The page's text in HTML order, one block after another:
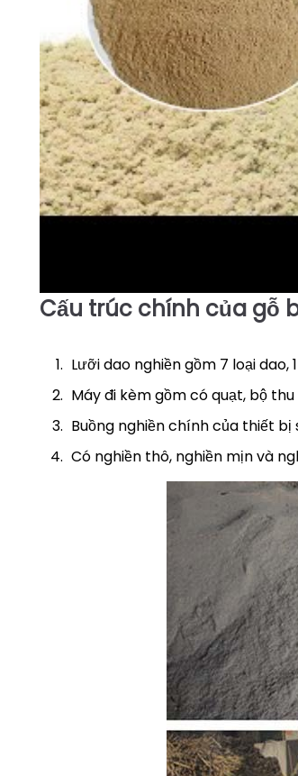
►
Cấu trúc chính của gỗ
Lưỡi dao nghiền gồm 7 loại dao,
Máy đi kèm gồm có quạt, bộ thu
Buồng nghiền chính của thiết bị
Có nghiền thô, nghiền mịn và